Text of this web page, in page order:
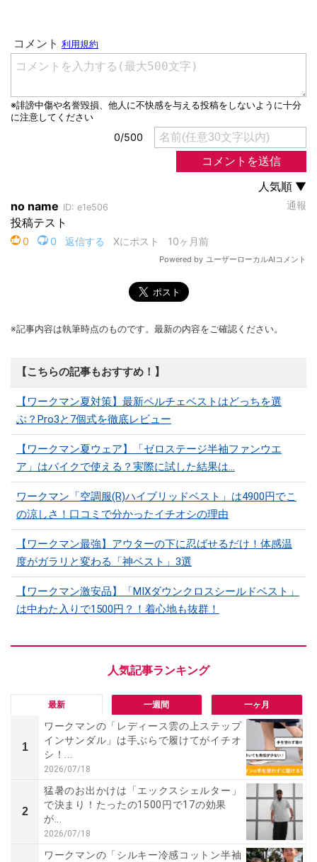
※記事内容は執筆時点のものです。最新の内容をご確認ください。
【こちらの記事もおすすめ！】
【ワークマン夏対策】最新ペルチェベストはどっちを選
ぶ？Pro3と7個式を徹底レビュー
【ワークマン夏ウェア】「ゼロステージ半袖ファンウエ
ア」はバイクで使える？実際に試した結果は…
ワークマン「空調服(R)ハイブリッドベスト」は4900円でこ
の涼しさ！口コミで分かったイチオシの理由
【ワークマン最強】アウターの下に忍ばせるだけ！体感温
度がガラリと変わる「神ベスト」3選
【ワークマン激安品】「MIXダウンクロスシールドベスト」
は中わた入りで1500円？！着心地も抜群！
最新 一週間 一ヶ月
1
ワークマンの「レディース雲の上ステップ
インサンダル」は手ぶらで履けてがイチオ
シ！...
2026/07/18
2
猛暑のお出かけは「エックスシェルター」
で決まり！たったの1500円で17の効果
が...
2026/07/18
ワークマンの「シルキー冷感コットン半袖